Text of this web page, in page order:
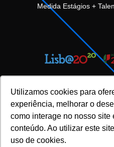
Utilizamos cookies para
experiência, melhorar o
como interage no nosso site
conteúdo. Ao utilizar este
uso de cookies.
Medida Estágios +